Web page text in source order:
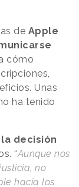
de Apple
cómo
Unas
ha tenido
decisión
“Aunque nos
no
hacia los